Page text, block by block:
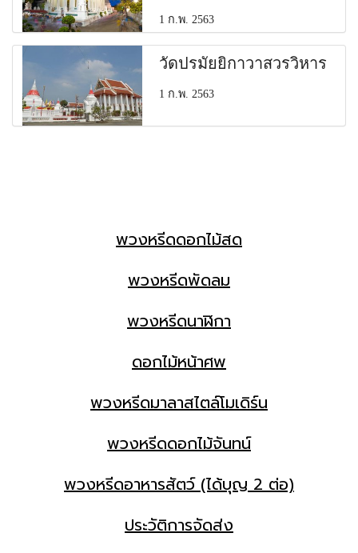
1 ก.พ. 2563
วัดปรมัยยิกาวาสวรวิหาร
1 ก.พ. 2563
พวงหรีดดอกไม้สด
พวงหรีดพัดลม
พวงหรีดนาฬิกา
ดอกไม้หน้าศพ
พวงหรีดมาลาสไตล์โมเดิร์น
พวงหรีดดอกไม้จันทน์
พวงหรีดอาหารสัตว์ (ได้บุญ 2 ต่อ)
ประวัติการจัดส่ง